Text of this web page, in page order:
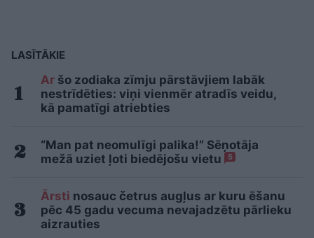
LASĪTĀKIE
Ar šo zodiaka zīmju pārstāvjiem labāk
nestrīdēties: viņi vienmēr atradīs veidu,
kā pamatīgi atriebties
“Man pat neomulīgi palika!” Sēņotāja
mežā uziet ļoti biedējošu vietu
5
Ārsti nosauc četrus augļus ar kuru ēšanu
pēc 45 gadu vecuma nevajadzētu pārlieku
aizrauties